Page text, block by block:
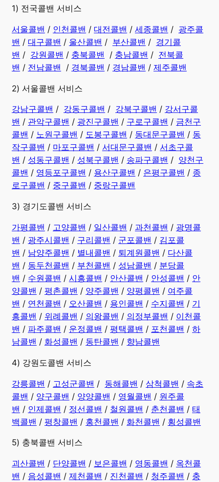
​1) 전국콜밴 서비스
서울콜밴 / 인천콜밴 / 대전콜밴 / 세종콜밴 / 광주콜
밴 / 대구콜밴 / 울산콜밴 / 부산콜밴 / 경기콜
밴 / 강원콜밴 / 충북콜밴 / 충남콜밴 / 전북콜
밴 / 전남콜밴 / 경북콜밴 / 경남콜밴 ​ / 제주콜밴
2) 서울콜밴 서비스
강남구콜밴 / 강동구콜밴 / 강북구콜밴 / 강서구콜
밴 / 관악구콜밴 / 광진구콜밴 / 구로구콜밴 / 금천구
콜밴 / 노원구콜밴 / 도봉구콜밴 / 동대문구콜밴 / 동
작구콜밴 / 마포구콜밴 / 서대문구콜밴 / 서초구콜
밴 / 성동구콜밴 / 성북구콜밴 / 송파구콜밴 / 양천구
콜밴 / 영등포구콜밴 / 용산구콜밴 / 은평구콜밴 / 종
로구콜밴 / 중구콜밴 / 중랑구콜밴
3) 경기도콜밴 서비스
가평콜밴 / 고양콜밴 / 일산콜밴 / 과천콜밴 / 광명콜
밴 / 광주시콜밴 / 구리콜밴 / 군포콜밴 / 김포콜
밴 / 남양주콜밴 / 별내콜밴 / 퇴계원콜밴 / 다산콜
밴 / 동두천콜밴 / 부천콜밴 / 성남콜밴 / 분당콜
밴 / 수원콜밴 / 시흥콜밴 / 안산콜밴 / 안성콜밴 / 안
양콜밴 / 평촌콜밴 / 양주콜밴 / 양평콜밴 / 여주콜
밴 / 연천콜밴 / 오산콜밴 / 용인콜밴 / 수지콜밴 / 기
흥콜밴 / 위례콜밴 / 의왕콜밴 / 의정부콜밴 / 이천콜
밴 / 파주콜밴 / 운정콜밴 / 평택콜밴 / 포천콜밴 / 하
남콜밴 / 화성콜밴 / 동탄콜밴 / 향남콜밴
4) 강원도콜밴 서비스
강릉콜밴 / 고성군콜밴 / 동해콜밴 / 삼척콜밴 / 속초
콜밴 / 양구콜밴 / 양양콜밴 / 영월콜밴 / 원주콜
밴 / 인제콜밴 / 정선콜밴 / 철원콜밴 / 춘천콜밴 / 태
백콜밴 / 평창콜밴 / 홍천콜밴 / 화천콜밴 / 횡성콜밴
5) 충북콜밴 서비스
괴산콜밴 / 단양콜밴 / 보은콜밴 / 영동콜밴 / 옥천콜
밴 / 음성콜밴 / 제천콜밴 / 진천콜밴 / 청주콜밴 / 충